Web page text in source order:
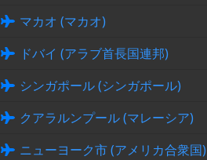
マカオ (マカオ)
ドバイ (アラブ首長国連邦)
シンガポール (シンガポール)
クアラルンプール (マレーシア)
ニューヨーク市 (アメリカ合衆国)